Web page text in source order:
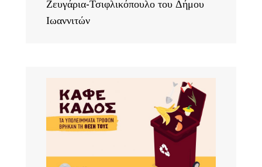
Ζευγάρια-Τσιφλικόπουλο του Δήμου
Ιωαννιτών